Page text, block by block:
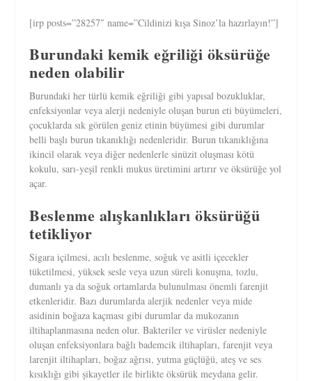
[irp posts=”28257″ name=”Cildinizi kışa Sinoz’la hazırlayın!”]
Burundaki kemik eğriliği öksürüğe
neden olabilir
Burundaki her türlü kemik eğriliği gibi yapısal bozukluklar,
enfeksiyonlar veya alerji nedeniyle oluşan burun eti büyümeleri,
çocuklarda sık görülen geniz etinin büyümesi gibi durumlar
belli başlı burun tıkanıklığı nedenleridir. Burun tıkanıklığına
ikincil olarak veya diğer nedenlerle sinüzit oluşması kötü
kokulu, sarı-yeşil renkli mukus üretimini artırır ve öksürüğe yol
açar.
Beslenme alışkanlıkları öksürüğü
tetikliyor
Sigara içilmesi, acılı beslenme, soğuk ve asitli içecekler
tüketilmesi, yüksek sesle veya uzun süreli konuşma, tozlu,
dumanlı ya da soğuk ortamlarda bulunulması önemli farenjit
etkenleridir. Bazı durumlarda alerjik nedenler veya mide
asidinin boğaza kaçması gibi durumlar da mukozanın
iltihaplanmasına neden olur. Bakteriler ve virüsler nedeniyle
oluşan enfeksiyonlara bağlı bademcik iltihapları, farenjit veya
larenjit iltihapları, boğaz ağrısı, yutma güçlüğü, ateş ve ses
kısıklığı gibi şikayetler ile birlikte öksürük meydana gelir.